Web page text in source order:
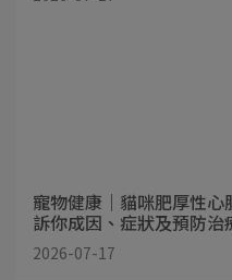
寵物健康｜貓咪肥厚性
訴你成因、症狀及預防治
2026-07-17